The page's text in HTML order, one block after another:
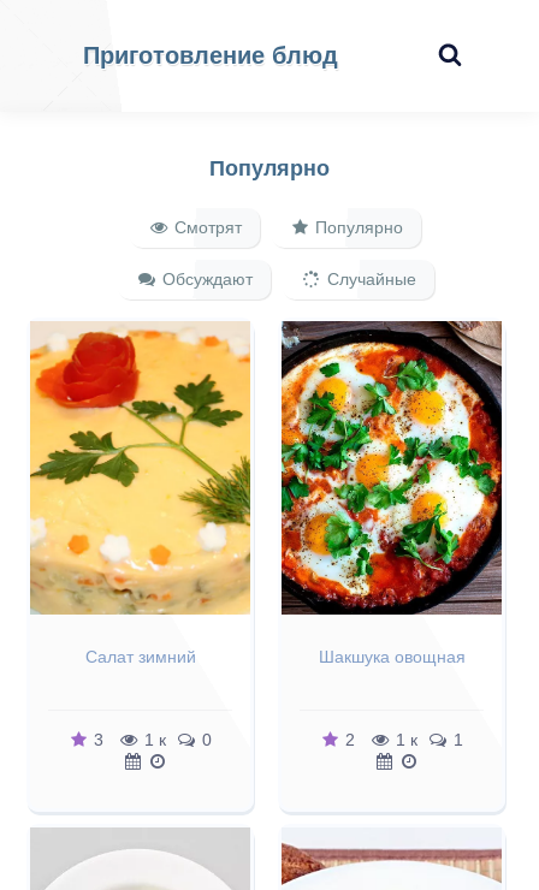
Приготовление блюд
Популярно
Смотрят Популярно
Обсуждают Случайные
Салат зимний
3 1 к 0
Шакшука овощная
2 1 к 1